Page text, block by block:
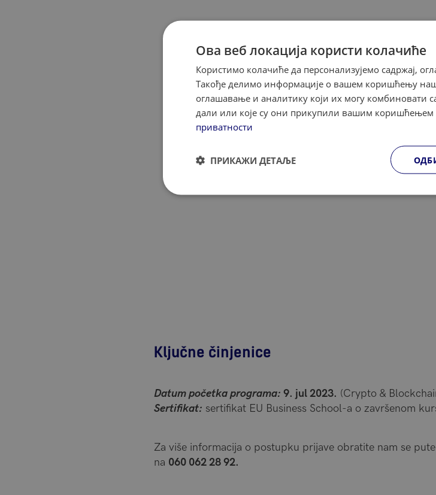
Ključne činjenice
Datum početka programa: 9. jul 2023. (Crypto &
Sertifikat: sertifikat EU Business School-a o završenom
Za više informacija o postupku prijave obratite nam se
na 060 062 28 92.
Ова веб локација користи колачиће
Користимо колачиће да персонализујемо садржај,
Такође делимо информације о вашем коришћењу
оглашавање и аналитику који их могу комбиновати
дали или које су они прикупили вашим коришћењем
приватности
ПРИКАЖИ ДЕТАЉЕ